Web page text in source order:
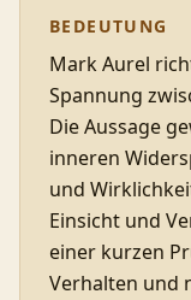
BEDEUTUNG
Mark Aurel
Spannung
Die Aussage
inneren
und
Einsicht und
einer kurzen
Verhalten und